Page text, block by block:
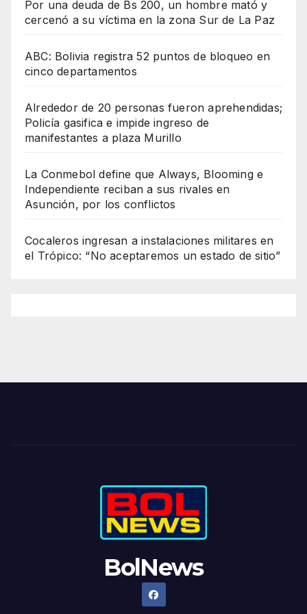
Por una deuda de Bs 200, un hombre mató y
cercenó a su víctima en la zona Sur de La Paz
ABC: Bolivia registra 52 puntos de bloqueo en
cinco departamentos
Alrededor de 20 personas fueron aprehendidas;
Policía gasifica e impide ingreso de
manifestantes a plaza Murillo
La Conmebol define que Always, Blooming e
Independiente reciban a sus rivales en
Asunción, por los conflictos
Cocaleros ingresan a instalaciones militares en
el Trópico: “No aceptaremos un estado de sitio”
BolNews